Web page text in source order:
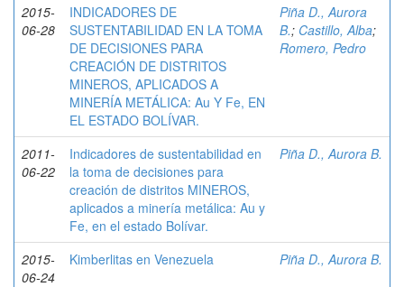
2015-
06-28
INDICADORES DE
SUSTENTABILIDAD EN LA TOMA
DE DECISIONES PARA
CREACIÓN DE DISTRITOS
MINEROS, APLICADOS A
MINERÍA METÁLICA: Au Y Fe, EN
EL ESTADO BOLÍVAR.
Piña D., Aurora
B.; Castillo, Alba;
Romero, Pedro
2011-
06-22
Indicadores de sustentabilidad en
la toma de decisiones para
creación de distritos MINEROS,
aplicados a minería metálica: Au y
Fe, en el estado Bolívar.
Piña D., Aurora B.
2015-
06-24
Kimberlitas en Venezuela Piña D., Aurora B.